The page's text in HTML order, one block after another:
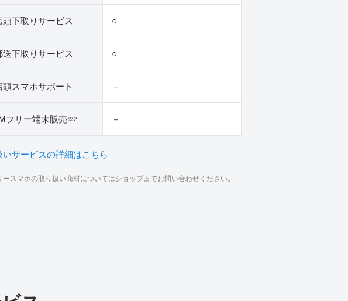
頭下取りサービス ○
送下取りサービス ○
頭スマホサポート －
フリー端末販売※2 －
いサービスの詳細はこちら
スマホの取り扱い商材についてはショップまでお問い合わせください。